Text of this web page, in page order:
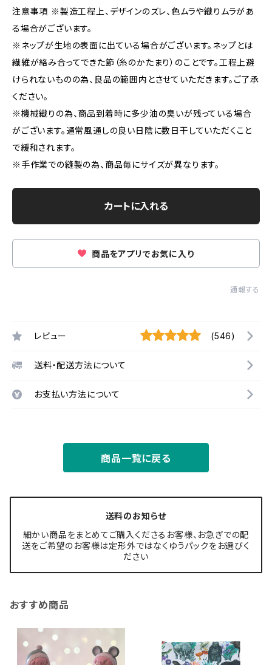
注意事項 ※製造工程上、デザインのズレ、色ムラや織りムラがあ
る場合がございます。
※ネップが生地の表面に出ている場合がございます。ネップとは
繊維が絡み合ってできた節（糸のかたまり）のことです。工程上避
けられないものの為、良品の範囲内とさせていただきます。ご了承
ください。
※機械織りの為、商品到着時に多少油の臭いが残っている場合
がございます。通常風通しの良い日陰に数日干していただくこと
で緩和されます。
※手作業での縫製の為、商品毎にサイズが異なります。
カートに入れる
商品をアプリでお気に入り
通報する
レビュー (546)
送料・配送方法について
お支払い方法について
商品一覧に戻る
送料のお知らせ
細かい商品をまとめてご購入くださるお客様、お急ぎでの配
送をご希望のお客様は定形外ではなくゆうパックをお選びく
ださい
おすすめ商品